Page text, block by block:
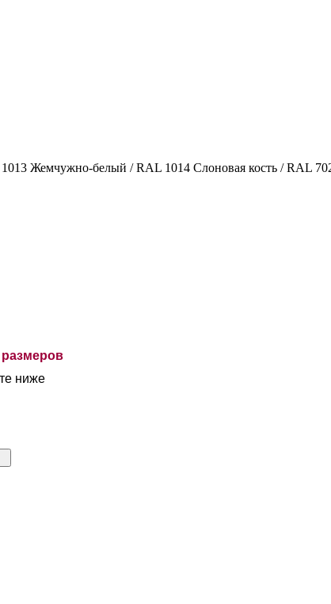
Жемчужно-белый / RAL 1014 Слоновая кость / RAL
ниже